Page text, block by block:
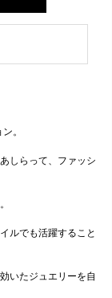
。
しらって、ファッシ
ルでも活躍すること
いたジュエリーを自